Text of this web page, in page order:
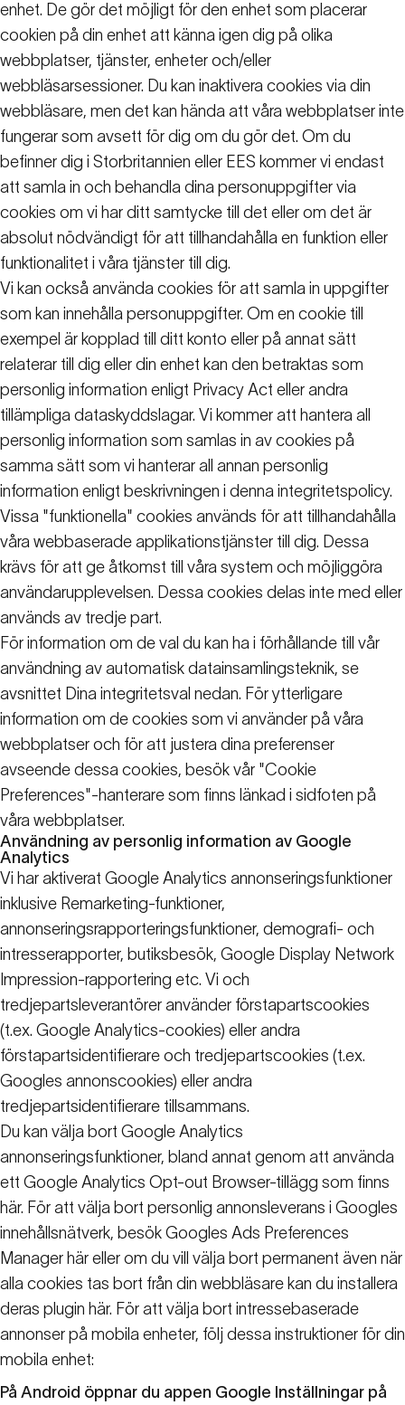
enhet. De gör det möjligt för den enhet som placerar
cookien på din enhet att känna igen dig på olika
webbplatser, tjänster, enheter och/eller
webbläsarsessioner. Du kan inaktivera cookies via din
webbläsare, men det kan hända att våra webbplatser inte
fungerar som avsett för dig om du gör det. Om du
befinner dig i Storbritannien eller EES kommer vi endast
att samla in och behandla dina personuppgifter via
cookies om vi har ditt samtycke till det eller om det är
absolut nödvändigt för att tillhandahålla en funktion eller
funktionalitet i våra tjänster till dig.
Vi kan också använda cookies för att samla in uppgifter
som kan innehålla personuppgifter. Om en cookie till
exempel är kopplad till ditt konto eller på annat sätt
relaterar till dig eller din enhet kan den betraktas som
personlig information enligt Privacy Act eller andra
tillämpliga dataskyddslagar. Vi kommer att hantera all
personlig information som samlas in av cookies på
samma sätt som vi hanterar all annan personlig
information enligt beskrivningen i denna integritetspolicy.
Vissa "funktionella" cookies används för att tillhandahålla
våra webbaserade applikationstjänster till dig. Dessa
krävs för att ge åtkomst till våra system och möjliggöra
användarupplevelsen. Dessa cookies delas inte med eller
används av tredje part.
För information om de val du kan ha i förhållande till vår
användning av automatisk datainsamlingsteknik, se
avsnittet Dina integritetsval nedan. För ytterligare
information om de cookies som vi använder på våra
webbplatser och för att justera dina preferenser
avseende dessa cookies, besök vår "Cookie
Preferences"-hanterare som finns länkad i sidfoten på
våra webbplatser.
Användning av personlig information av Google
Analytics
Vi har aktiverat Google Analytics annonseringsfunktioner
inklusive Remarketing-funktioner,
annonseringsrapporteringsfunktioner, demografi- och
intresserapporter, butiksbesök, Google Display Network
Impression-rapportering etc. Vi och
tredjepartsleverantörer använder förstapartscookies
(t.ex. Google Analytics-cookies) eller andra
förstapartsidentifierare och tredjepartscookies (t.ex.
Googles annonscookies) eller andra
tredjepartsidentifierare tillsammans.
Du kan välja bort Google Analytics
annonseringsfunktioner, bland annat genom att använda
ett Google Analytics Opt-out Browser-tillägg som finns
här. För att välja bort personlig annonsleverans i Googles
innehållsnätverk, besök Googles Ads Preferences
Manager här eller om du vill välja bort permanent även när
alla cookies tas bort från din webbläsare kan du installera
deras plugin här. För att välja bort intressebaserade
annonser på mobila enheter, följ dessa instruktioner för din
mobila enhet:
På Android öppnar du appen Google Inställningar på